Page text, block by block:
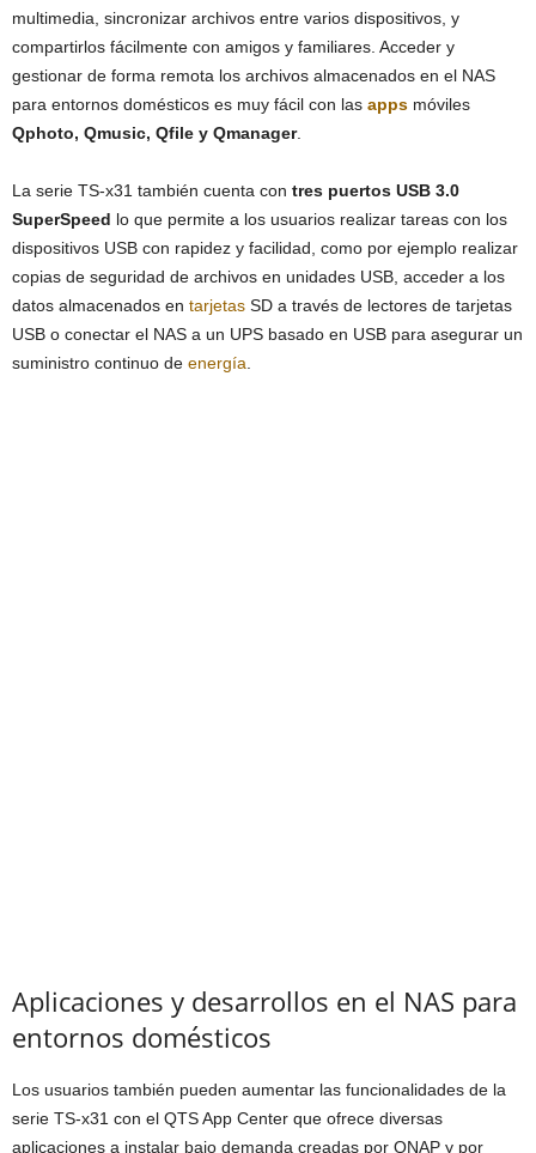
multimedia, sincronizar archivos entre varios dispositivos, y
compartirlos fácilmente con amigos y familiares. Acceder y
gestionar de forma remota los archivos almacenados en el NAS
para entornos domésticos es muy fácil con las apps móviles
Qphoto, Qmusic, Qfile y Qmanager.
La serie TS-x31 también cuenta con tres puertos USB 3.0
SuperSpeed lo que​​ permite a los usuarios realizar tareas con los
dispositivos USB con rapidez y facilidad, como por ejemplo realizar
copias de seguridad de archivos en unidades USB, acceder a los
datos almacenados en tarjetas SD a través de lectores de tarjetas
USB o conectar el NAS a un UPS basado ​​en USB para asegurar un
suministro continuo de energía
Aplicaciones y desarrollos en el NAS para
entornos domésticos
Los usuarios también pueden aumentar las funcionalidades de la
serie TS-x31 con el QTS App Center que ofrece diversas
aplicaciones a instalar bajo demanda creadas por QNAP y por